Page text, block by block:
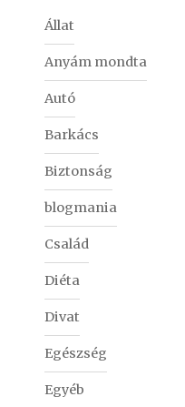
Állat
Anyám mondta
Autó
Barkács
Biztonság
blogmania
Család
Diéta
Divat
Egészség
Egyéb